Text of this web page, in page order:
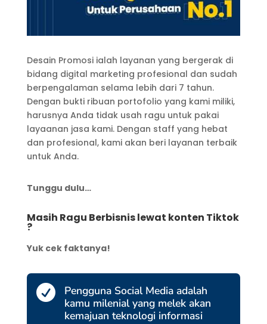
Desain Promosi ialah layanan yang bergerak di
bidang digital marketing profesional dan sudah
berpengalaman selama lebih dari 7 tahun.
Dengan bukti ribuan portofolio yang kami miliki,
harusnya Anda tidak usah ragu untuk pakai
layaanan jasa kami. Dengan staff yang hebat
dan profesional, kami akan beri layanan terbaik
untuk Anda.
Tunggu dulu…
Masih Ragu Berbisnis lewat konten Tiktok
?
Yuk cek faktanya!

Pengguna Social Media adalah
kamu milenial yang melek akan
kemajuan teknologi informasi